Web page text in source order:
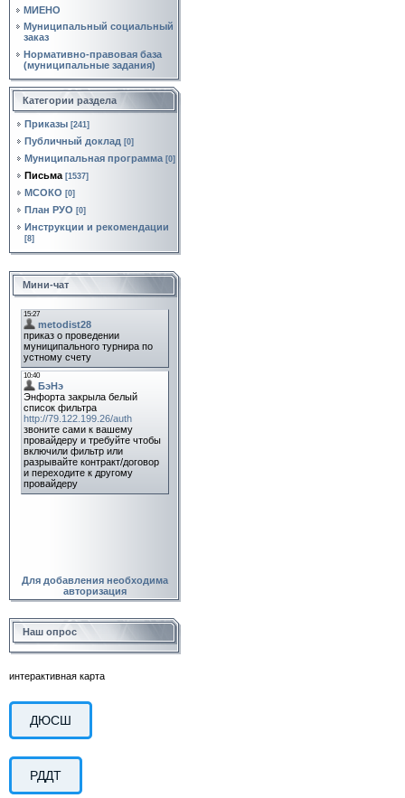
МИЕНО
Муниципальный социальный
заказ
Нормативно‑правовая база
(муниципальные задания)
Категории раздела
Приказы [241]
Публичный доклад [0]
Муниципальная программа [0]
Письма [1537]
МСОКО [0]
План РУО [0]
Инструкции и рекомендации
[8]
Мини-чат
Для добавления необходима
авторизация
Наш опрос
интерактивная карта
ДЮСШ
РДДТ